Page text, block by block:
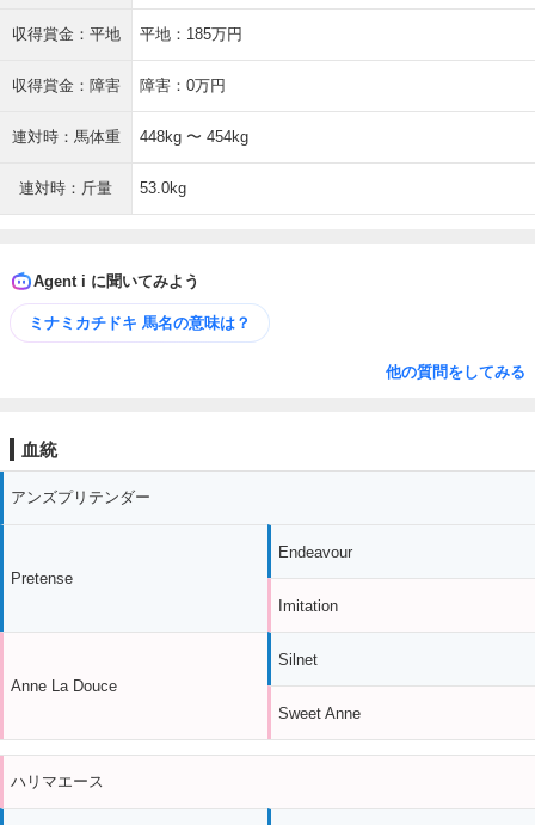
収得賞金：平地 平地：185万円
収得賞金：障害 障害：0万円
連対時：馬体重 448kg 〜 454kg
連対時：斤量 53.0kg
Agent i に聞いてみよう
ミナミカチドキ 馬名の意味は？
他の質問をしてみる
血統
アンズプリテンダー
Pretense
Anne La Douce
Endeavour
Imitation
Silnet
Sweet Anne
ハリマエース